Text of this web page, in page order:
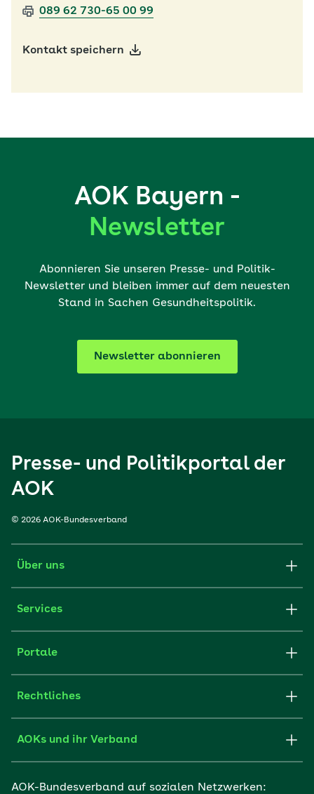
089 62 730-65 00 99
Kontakt speichern
AOK Bayern -
Newsletter
Abonnieren Sie unseren Presse- und Politik-
Newsletter und bleiben immer auf dem neuesten
Stand in Sachen Gesundheitspolitik.
Newsletter abonnieren
Presse- und Politikportal der
AOK
© 2026 AOK-Bundesverband
Über uns
Services
Portale
Rechtliches
AOKs und ihr Verband
AOK-Bundesverband auf sozialen Netzwerken: